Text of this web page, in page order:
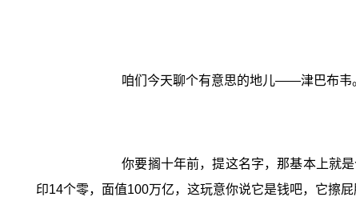
咱们今天聊个有意思的地儿——津巴布韦
你要搁十年前，提这名字，那基本上就
印14个零，面值100万亿，这玩意你说它是钱吧，它擦